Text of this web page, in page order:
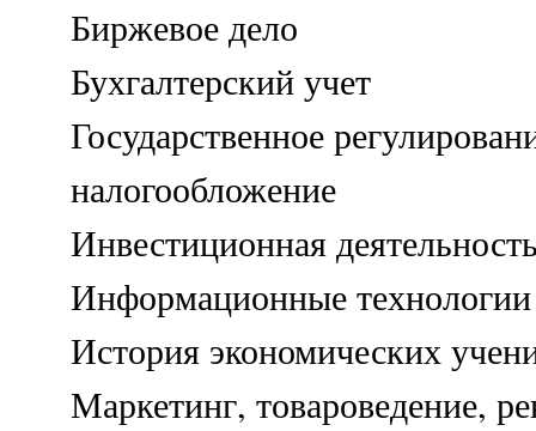
Биржевое дело
Бухгалтерский учет
Государственное
налогообложение
Инвестиционная
Информационные
История экономических
Маркетинг, товароведение,